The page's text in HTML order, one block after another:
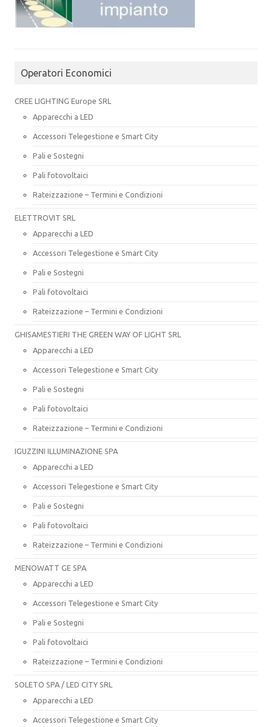
Operatori Economici
CREE LIGHTING Europe SRL
Apparecchi a LED
Accessori Telegestione e Smart City
Pali e Sostegni
Pali fotovoltaici
Rateizzazione – Termini e Condizioni
ELETTROVIT SRL
Apparecchi a LED
Accessori Telegestione e Smart City
Pali e Sostegni
Pali fotovoltaici
Rateizzazione – Termini e Condizioni
GHISAMESTIERI THE GREEN WAY OF LIGHT SRL
Apparecchi a LED
Accessori Telegestione e Smart City
Pali e Sostegni
Pali fotovoltaici
Rateizzazione – Termini e Condizioni
IGUZZINI ILLUMINAZIONE SPA
Apparecchi a LED
Accessori Telegestione e Smart City
Pali e Sostegni
Pali fotovoltaici
Rateizzazione – Termini e Condizioni
MENOWATT GE SPA
Apparecchi a LED
Accessori Telegestione e Smart City
Pali e Sostegni
Pali fotovoltaici
Rateizzazione – Termini e Condizioni
SOLETO SPA / LED CITY SRL
Apparecchi a LED
Accessori Telegestione e Smart City